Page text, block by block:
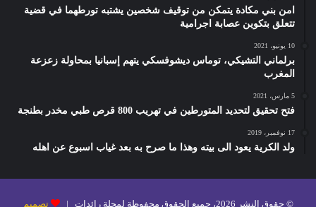
امن بني مكادة يتمكن من توقيف شخصين يشتبه تورطهما في قضية
تتعلق بتكوين عصابة اجرامية
10 يونيو، 2021
برلماني التشيكي، توماس ديشوفسكي يتهم إسبانيا بمحاولة زعزعة
المغرب
5 مارس، 2021
فتح تحقيق لتحديد المتورطين في تهريب 800 قرص طبي مخدر بطنجة
17 نوفمبر، 2019
ولد الكرية يعود الى بيته وهذا ما صرح به بعد غياب اسبوع عن اهله
© حقوق النشر 2026، جميع الحقوق محفوظة لمجلة رائدات | تصميم